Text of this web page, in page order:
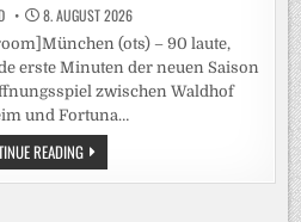
8. AUGUST 2026
(ots) – 90 laute,
erste Minuten der neuen Saison
zwischen Waldhof
und Fortuna…
READING3.
LIGA
KOMPLETT